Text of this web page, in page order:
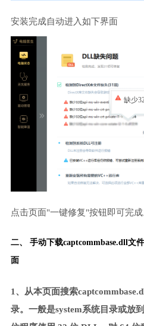
安装完成自动进入如下界面
缺少
点击页面"一键修复"按钮即可完成
二、 手动下载captcommbase.dll文
面
1、从本页面搜索
录。一般是system系统目录或放